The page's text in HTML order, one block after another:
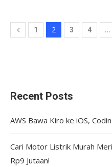
1 2 3 4 …
Recent Posts
AWS Bawa Kiro ke iOS,
Cari Motor Listrik Murah
Rp9 Jutaan!